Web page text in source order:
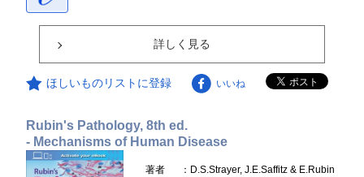
詳しく見る
ほしいものリストに登録 いいね
Rubin's Pathology, 8th ed.
- Mechanisms of Human Disease
著者
：D.S.Strayer, J.E.Saffitz & E.Rubin